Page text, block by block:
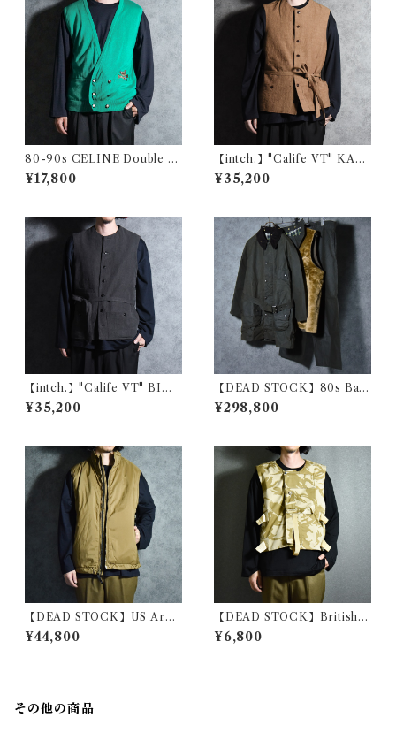
80-90s CELINE Double B
reasted Embroidery Knit V
est セリーヌ ダブル ブレステ
¥17,800
【intch.】"Calife VT" KAKI
SHIBU Linen Cotton Rami
e Vest インチ "カリフブイテ
¥35,200
【intch.】"Calife VT" BINC
HOTAN Linen Cotton Rami
e Vest インチ "カリフブイテ
¥35,200
【DEAD STOCK】80s Bar
bour SOLWAY ZIPPER Full
Set バブアー ソルウェイジッ
¥298,800
【DEAD STOCK】US Arm
y PCU L7 HIGHLOFT PRI
MALOFT VEST BEYOND
¥44,800
【DEAD STOCK】British A
rmy Camouflage Tactical V
est イギリス軍 デザートカモ
¥6,800
その他の商品